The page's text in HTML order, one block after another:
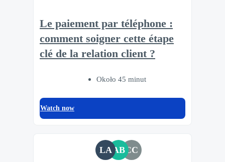
Le paiement par téléphone :
comment soigner cette étape
clé de la relation client ?
Około 45 minut
Watch now
LA AB CC